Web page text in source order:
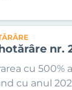
nr.
cu 500%
cu anul